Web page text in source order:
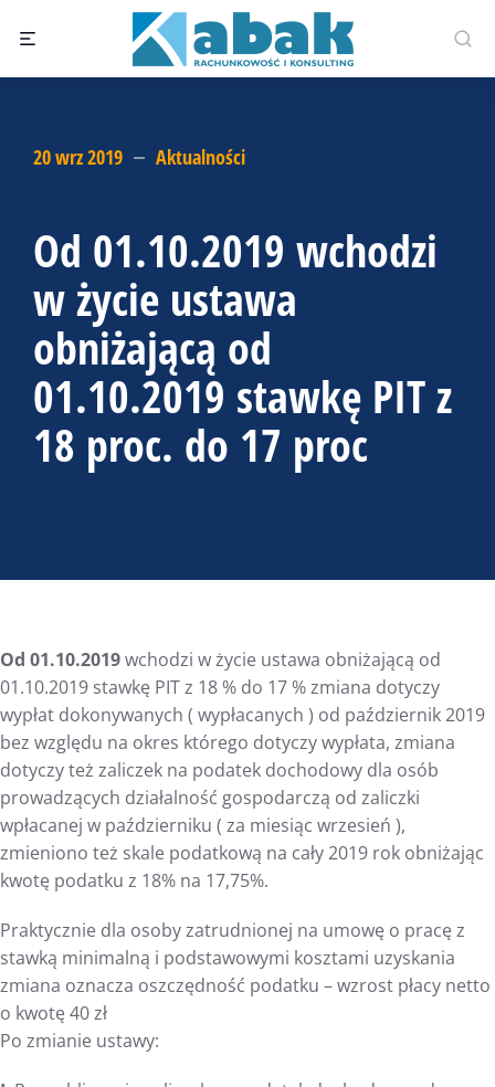
20 wrz 2019 Aktualności
Od 01.10.2019 wchodzi
w życie ustawa
obniżającą od
01.10.2019 stawkę PIT z
18 proc. do 17 proc
Od 01.10.2019wchodzi w życie ustawa obniżającą od
01.10.2019 stawkę PIT z 18 % do 17 % zmiana dotyczy
wypłat dokonywanych ( wypłacanych ) od październik 2019
bez względu na okres którego dotyczy wypłata, zmiana
dotyczy też zaliczek na podatek dochodowy dla osób
prowadzących działalność gospodarczą od zaliczki
wpłacanej w październiku ( za miesiąc wrzesień ),
zmieniono też skale podatkową na cały 2019 rok obniżając
kwotę podatku z 18% na 17,75%.
Praktycznie dla osoby zatrudnionej na umowę o pracę z
stawką minimalną i podstawowymi kosztami uzyskania
zmiana oznacza oszczędność podatku – wzrost płacy netto
o kwotę 40 zł
Po zmianie ustawy: